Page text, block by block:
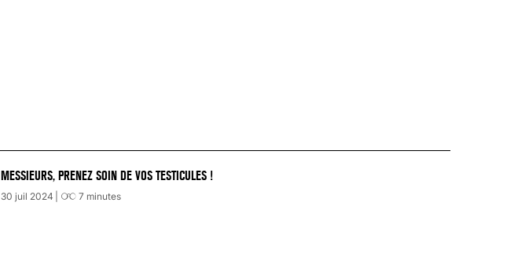
MESSIEURS, PRENEZ SOIN DE VOS TESTICULES !
30 juil 2024 7 minutes